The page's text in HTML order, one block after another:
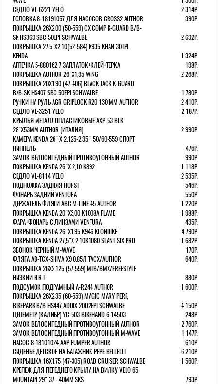
СЕДЛО VL-6221 VELO
2 314Р.
ГОЛОВКА 8-18191057 ДЛЯ НАСОСОВ CROSS2 AUTHOR
390Р.
ПОКРЫШКА 26X2.00 (50-559) CX COMP K-GUARD B/B-
SK HS369 SBC 50EPI SCHWALBE
2 692Р.
ПОКРЫШКА 27.5"Х2.10(52-584) K935 KHAN 30TPI.
KENDA
1 324Р.
АПТЕЧКА 5-880162 7 ЗАПЛАТОК+КЛЕЙ+ТЕРКА
198Р.
ПОКРЫШКА AUTHOR 26"Х1,95 WING
2 268Р.
ПОКРЫШКА 20X1.90 (47-406) BLACK JACK K-GUARD
B/B-SK HS407 SBC 50EPI SCHWALBE
1 780Р.
РУЧКИ НА РУЛЬ AGR GRIPLOCK R20 130 ММ AUTHOR
2 410Р.
СЕДЛО VL-3251 VELO
2 187Р.
КРЫЛЬЯ МЕТАЛЛОПЛАСТИКОВЫЕ AXP-53 BLK
28"Х53ММ AUTHOR (ИТАЛИЯ)
2 990Р.
КАМЕРА KENDA 26" Х 2.125-2.35", 50/60-559 СПОРТ
НИППЕЛЬ
476Р.
ЗАМОК ВЕЛОСИПЕДНЫЙ ПРОТИВОУГОННЫЙ AUTHOR
990Р.
ПОКРЫШКА KENDA 26"Х 2,10 K892
1 118Р.
СЕДЛО VL-8114 VELO
2 535Р.
ПОДНОЖКА ЗАДНЯЯ HORST
546Р.
ФОНАРЬ ЗАДНИЙ VENTURA
550Р.
ДЕРЖАТЕЛЬ ФЛЯГИ АВС M-LINE 45 AUTHOR
1 220Р.
ПОКРЫШКА KENDA 20"Х3,00 K1008A FLAME
1 988Р.
ФАРА+ФОНАРЬ С ЛИНЗАМИ VENTURA
435Р.
ПОКРЫШКА KENDA 26"Х1,95 K946 KLONDIKE
4 790Р.
ПОКРЫШКА KENDA 27,5"Х 2,10K1080 SLANT SIX PRO
1 682Р.
ЗВОНОК ЧЕРНЫЙ M-WAVE
170Р.
ФЛЯГА AB-TCX-SHIVA X9 0.85Л TACX/AUTHOR
640Р.
ПОКРЫШКА 26X2.125 (57-559) MTB/BMX/FREESTYLE
НИЗКИЙ H.R.T.
880Р.
ПОДСУМОК ПОДРАМНЫЙ A-R244 AUTHOR
1 600Р.
ПОКРЫШКА 26X2.35 (60-559) MAGIC MARY PERF,
BIKEPARK B/B HS447 ADDIX 20D2EPI SCHWALBE
4 150Р.
ЦЕПЕМЕТР (КАЛИБР) YC-503 BIKEHAND 6-14503
248Р.
ЗАМОК ВЕЛОСИПЕДНЫЙ ПРОТИВОУГОННЫЙ AUTHOR
2 760Р.
ЗАМОК ВЕЛОСИПЕДНЫЙ ПРОТИВОУГОННЫЙ M-WAVE
1 147Р.
НАСОС 8-18101024 AAP PUMPER AUTHOR
610Р.
СИДЕНЬЕ ДЕТСКОЕ НА БАГАЖНИК PEPE BELLELLI
6 210Р.
ПОКРЫШКА 16X1.75 (47-305) ROAD CRUISER SCHWALBE
1 560Р.
КРЕПЕЖ ДЛЯ ПЕРЕДНЕГО КРЫЛА НА ВИЛКУ VELO 65
MOUNTAIN 29" 37 - 40ММ SKS
793Р.